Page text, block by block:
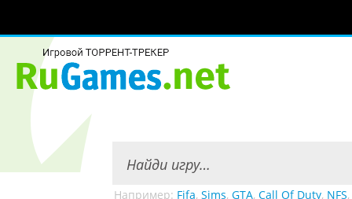
Например: Fifa, Sims, GTA, Call Of Duty, NFS,